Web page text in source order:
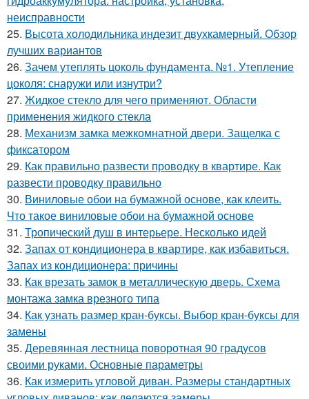
неисправности
25. Высота холодильника индезит двухкамерный. Обзор
лучших вариантов
26. Зачем утеплять цоколь фундамента. №1. Утепление
цоколя: снаружи или изнутри?
27. Жидкое стекло для чего применяют. Области
применения жидкого стекла
28. Механизм замка межкомнатной двери. Защелка с
фиксатором
29. Как правильно развести проводку в квартире. Как
развести проводку правильно
30. Виниловые обои на бумажной основе, как клеить.
Что такое виниловые обои на бумажной основе
31. Тропический душ в интерьере. Несколько идей
32. Запах от кондиционера в квартире, как избавиться.
Запах из кондиционера: причины
33. Как врезать замок в металлическую дверь. Схема
монтажа замка врезного типа
34. Как узнать размер кран-буксы. Выбор кран-буксы для
замены
35. Деревянная лестница поворотная 90 градусов
своими руками. Основные параметры
36. Как измерить угловой диван. Размеры стандартных